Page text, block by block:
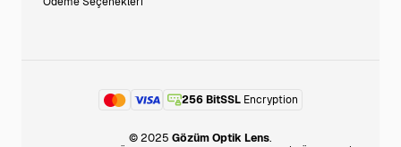
256 BitSSL Encryption
© 2025 Gözüm Optik Lens.